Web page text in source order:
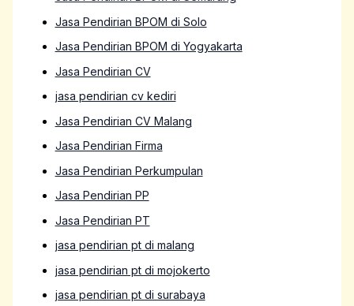
Jasa Pendirian BPOM di Solo
Jasa Pendirian BPOM di Yogyakarta
Jasa Pendirian CV
jasa pendirian cv kediri
Jasa Pendirian CV Malang
Jasa Pendirian Firma
Jasa Pendirian Perkumpulan
Jasa Pendirian PP
Jasa Pendirian PT
jasa pendirian pt di malang
jasa pendirian pt di mojokerto
jasa pendirian pt di surabaya